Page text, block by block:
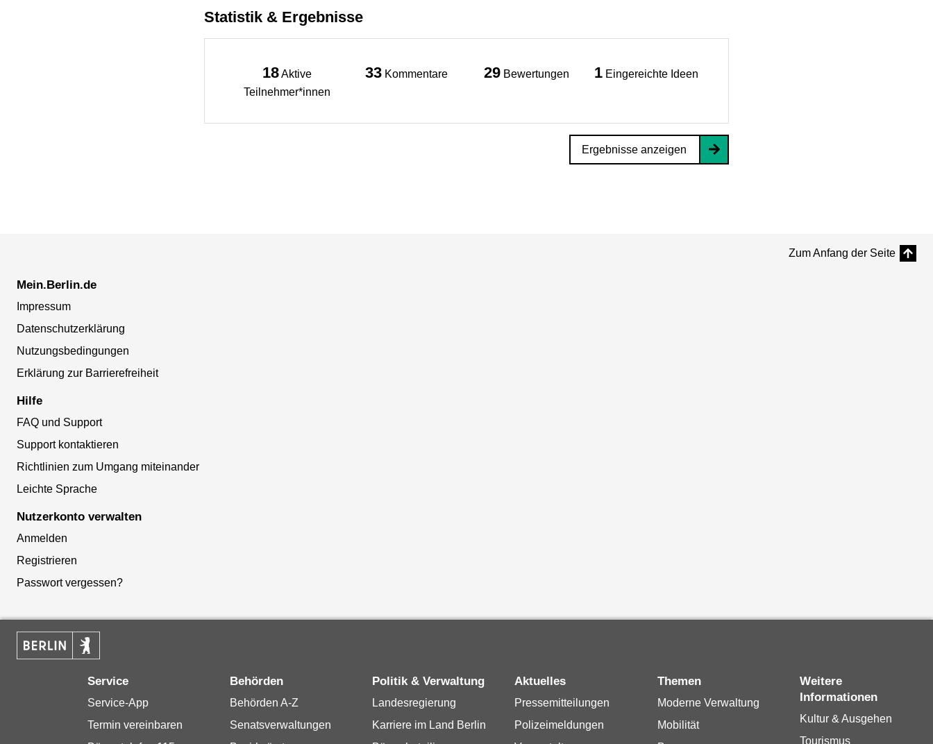
Statistik & Ergebnisse
18Aktive
Teilnehmer*innen
33 Kommentare 29 Bewertungen 1 Eingereichte Ideen
Ergebnisse anzeigen
Zum Anfang der Seite
Mein.Berlin.de
Impressum
Datenschutzerklärung
Nutzungsbedingungen
Erklärung zur Barrierefreiheit
Hilfe
FAQ und Support
Support kontaktieren
Richtlinien zum Umgang miteinander
Leichte Sprache
Nutzerkonto verwalten
Anmelden
Registrieren
Passwort vergessen?
Service
Service-App
Termin vereinbaren
Behörden
Behörden A-Z
Senatsverwaltungen
Politik & Verwaltung
Landesregierung
Karriere im Land Berlin
Aktuelles
Pressemitteilungen
Polizeimeldungen
Themen
Moderne Verwaltung
Mobilität
Weitere
Informationen
Kultur & Ausgehen
Tourismus